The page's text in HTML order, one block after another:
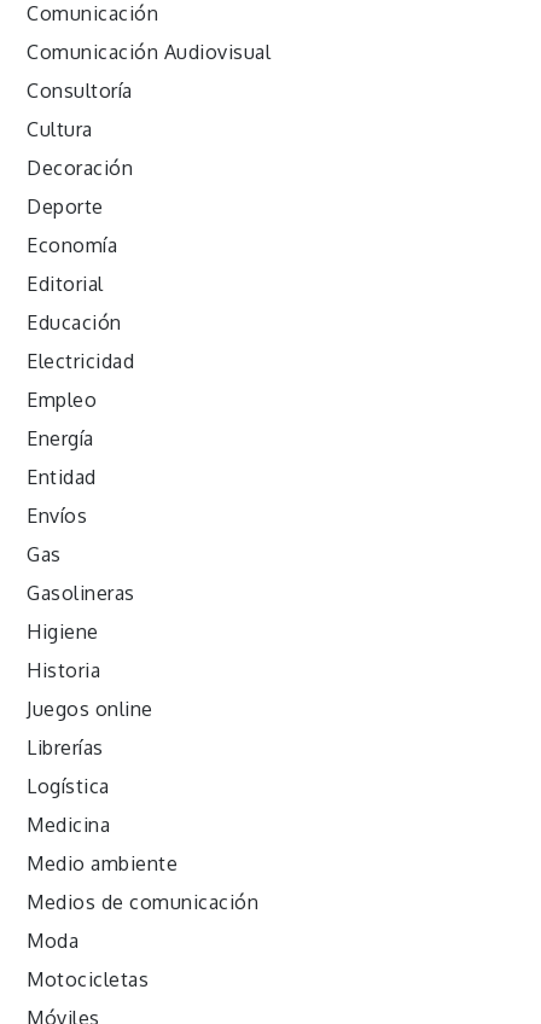
Comunicación
Comunicación Audiovisual
Consultoría
Cultura
Decoración
Deporte
Economía
Editorial
Educación
Electricidad
Empleo
Energía
Entidad
Envíos
Gas
Gasolineras
Higiene
Historia
Juegos online
Librerías
Logística
Medicina
Medio ambiente
Medios de comunicación
Moda
Motocicletas
Móviles